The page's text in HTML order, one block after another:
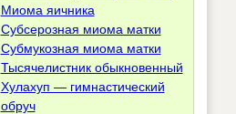
Миома яичника
Субсерозная миома матки
Субмукозная миома матки
Тысячелистник обыкновенный
Хулахуп — гимнастический
обруч